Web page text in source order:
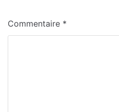
Commentaire *